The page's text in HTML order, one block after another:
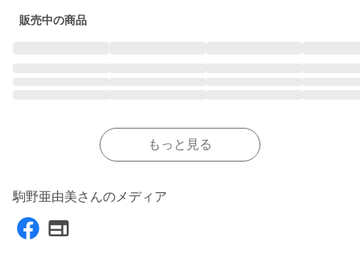
販売中の商品
もっと見る
駒野亜由美さんのメディア